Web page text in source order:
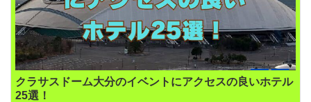
クラサスドーム大分のイベントにアクセスの良いホテル
25選！